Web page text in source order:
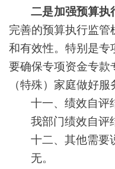
二是加强预算执
完善的预算执行监管
和有效性。特别是专
要确保专项资金专款
（特殊）家庭做好服
十一、绩效自评
我部门绩效自评
十二、其他需要
无。